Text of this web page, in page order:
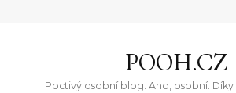
POOH.CZ
Poctivý osobní blog. Ano, osobní.